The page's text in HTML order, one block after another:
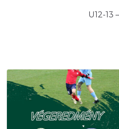
U12-13